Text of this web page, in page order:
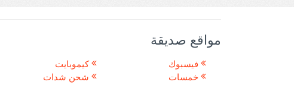
مواقع صديقة
كيموبايت
شحن شدات
فيسبوك
خمسات